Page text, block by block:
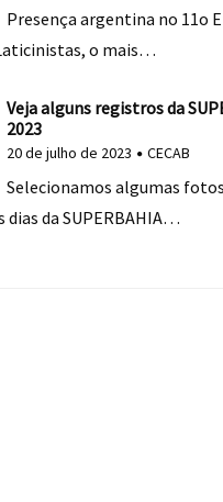
Presença argentina no 11o
o mais…
Veja alguns registros da
2023
20 de julho de 2023 CECAB
Selecionamos algumas
dias da SUPERBAHIA…